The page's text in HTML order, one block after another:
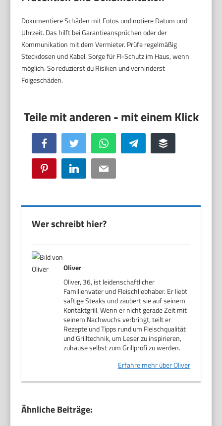
Dokumentiere Schäden mit Fotos und notiere Datum und
Uhrzeit. Das hilft bei Garantieansprüchen oder der
Kommunikation mit dem Vermieter. Prüfe regelmäßig
Steckdosen und Kabel. Sorge für FI-Schutz im Haus, wenn
möglich. So reduzierst du Risiken und verhinderst
Folgeschäden.
Facebook Twitter WhatsApp Telegram Buffer
Pinterest LinkedIn Email
Wer schreibt hier?
Oliver
Oliver, 36, ist leidenschaftlicher
Familienvater und Fleischliebhaber. Er liebt
saftige Steaks und zaubert sie auf seinem
Kontaktgrill. Wenn er nicht gerade Zeit mit
seinem Nachwuchs verbringt, teilt er
Rezepte und Tipps rund um Fleischqualität
und Grilltechnik, um Leser zu inspirieren,
zuhause selbst zum Grillprofi zu werden.
Erfahre mehr über Oliver
Ähnliche Beiträge: